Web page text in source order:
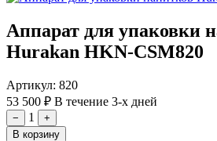
Аппарат для упаковки
Hurakan HKN-CSM820
Артикул: 820
53 500 ₽ В течение 3-х дней
− 1
+
В корзину